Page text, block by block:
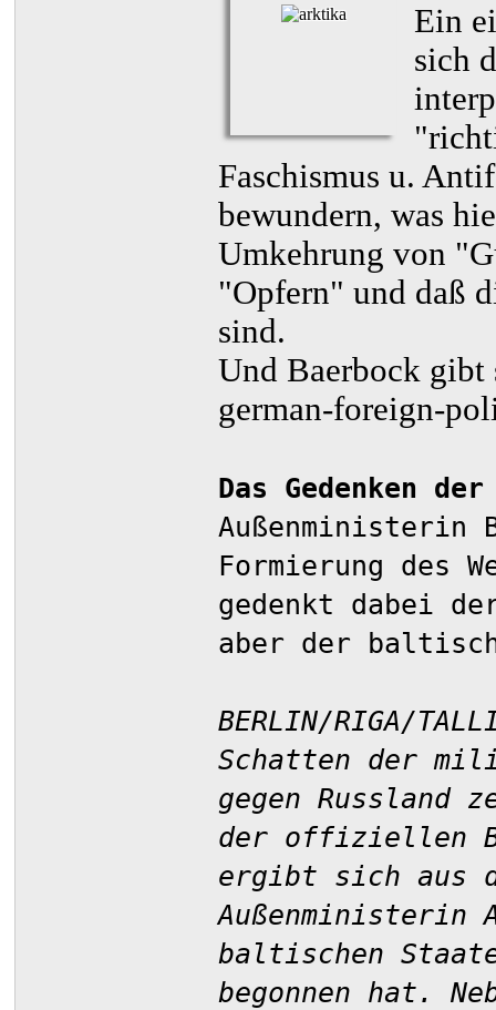
Ein
sich
Faschismus u.
bewundern, was
Umkehrung von
"Opfern" und daß
sind.
Und Baerbock
german-foreign-
Das Gedenken
Außenministerin
Formierung des
gedenkt dabei
aber der
BERLIN/RIGA/
Schatten der
gegen Russland
der offiziellen
ergibt sich aus
Außenministerin
baltischen
begonnen hat.